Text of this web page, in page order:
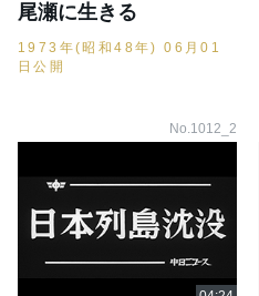
尾瀬に生きる
1973年(昭和48年) 06月01
日公開
No.1012_2